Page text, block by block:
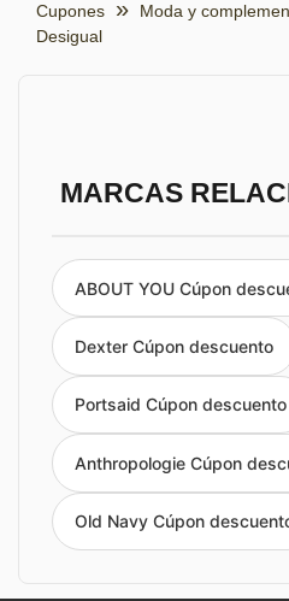
Cupones Moda y
Desigual
MARCAS
ABOUT YOU Cúpon
Dexter Cúpon descuento
Portsaid Cúpon descuento
Anthropologie Cúpon
Old Navy Cúpon